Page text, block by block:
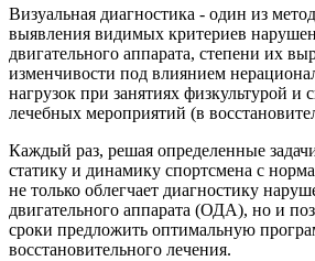
Визуальная диагностика - один из
выявления видимых критериев
двигательного аппарата, степени их
изменчивости под влиянием
нагрузок при занятиях физкультурой и
лечебных мероприятий (в
Каждый раз, решая определенные
статику и динамику спортсмена с
не только облегчает диагностику
двигательного аппарата (ОДА), но и
сроки предложить оптимальную
восстановительного лечения.